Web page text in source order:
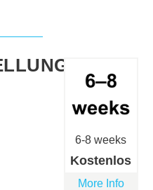
6-8 weeks
Kostenlos
More Info